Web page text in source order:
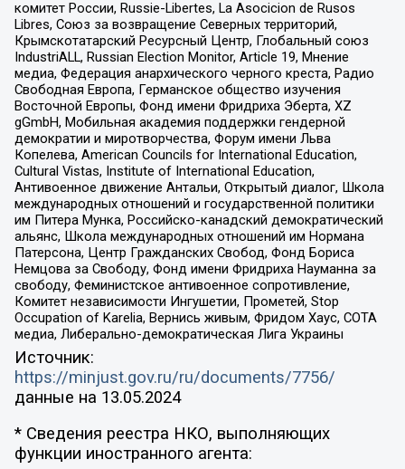
комитет России, Russie-Libertes, La Asocicion de Rusos
Libres, Союз за возвращение Северных территорий,
Крымскотатарский Ресурсный Центр, Глобальный союз
IndustriALL, Russian Election Monitor, Article 19, Мнение
медиа, Федерация анархического черного креста, Радио
Свободная Европа, Германское общество изучения
Восточной Европы, Фонд имени Фридриха Эберта, XZ
gGmbH, Мобильная академия поддержки гендерной
демократии и миротворчества, Форум имени Льва
Копелева, American Councils for International Education,
Cultural Vistas, Institute of International Education,
Антивоенное движение Антальи, Открытый диалог, Школа
международных отношений и государственной политики
им Питера Мунка, Российско-канадский демократический
альянс, Школа международных отношений им Нормана
Патерсона, Центр Гражданских Свобод, Фонд Бориса
Немцова за Свободу, Фонд имени Фридриха Науманна за
свободу, Феминистское антивоенное сопротивление,
Комитет независимости Ингушетии, Прометей, Stop
Occupation of Karelia, Вернись живым, Фридом Хаус, СОТА
медиа, Либерально-демократическая Лига Украины
Источник:
https://minjust.gov.ru/ru/documents/7756/
данные на 13.05.2024
* Сведения реестра НКО, выполняющих
функции иностранного агента: